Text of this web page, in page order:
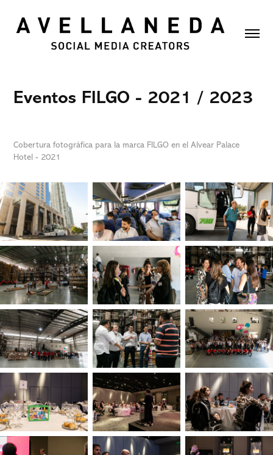
Eventos FILGO - 2021 / 2023
Cobertura fotográfica para la marca FILGO en el Alvear Palace
Hotel - 2021